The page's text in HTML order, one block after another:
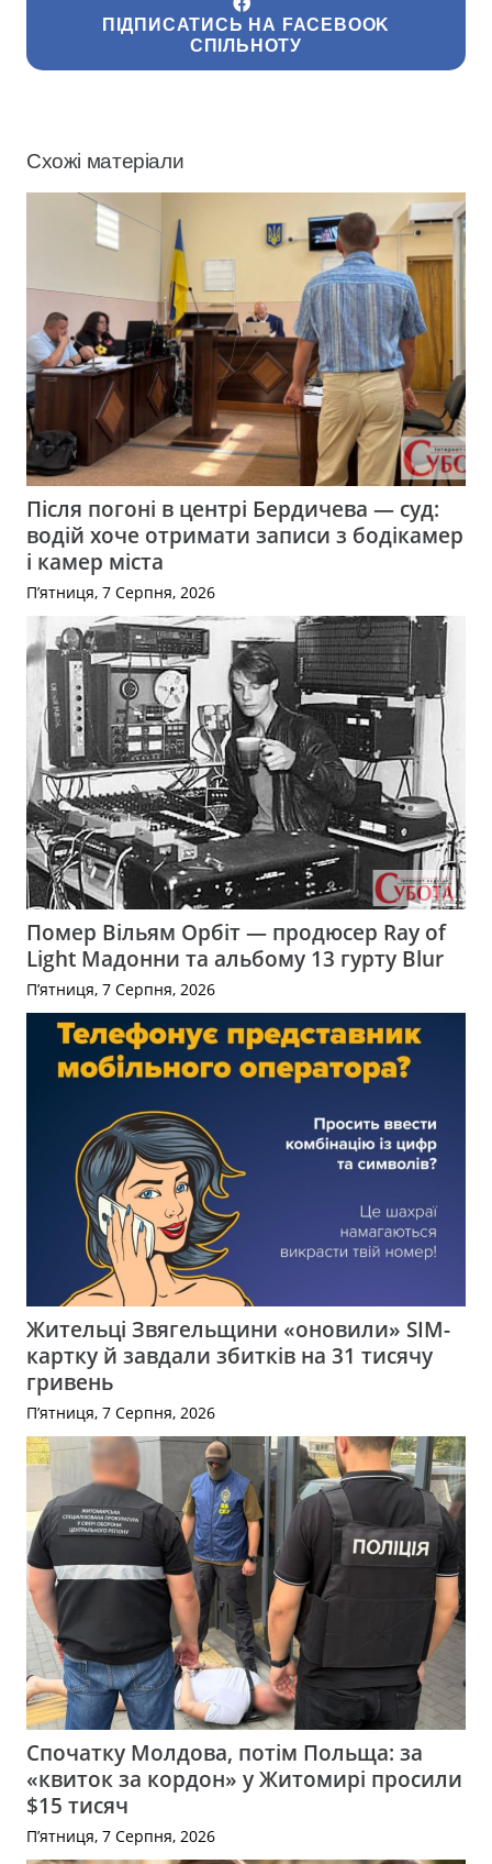
ПІДПИСАТИСЬ НА FACEBOOK
СПІЛЬНОТУ
Схожі матеріали
Після погоні в центрі Бердичева — суд:
водій хоче отримати записи з бодікамер
і камер міста
П’ятниця, 7 Серпня, 2026
Помер Вільям Орбіт — продюсер Ray of
Light Мадонни та альбому 13 гурту Blur
П’ятниця, 7 Серпня, 2026
Жительці Звягельщини «оновили» SIM-
картку й завдали збитків на 31 тисячу
гривень
П’ятниця, 7 Серпня, 2026
Спочатку Молдова, потім Польща: за
«квиток за кордон» у Житомирі просили
$15 тисяч
П’ятниця, 7 Серпня, 2026